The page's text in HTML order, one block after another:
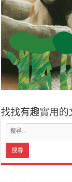
找找有趣實用的